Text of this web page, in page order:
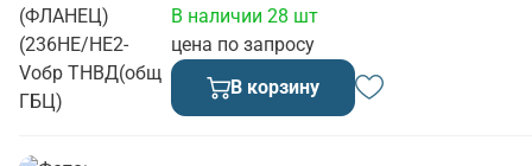
цена по запросу
В наличии 28 шт
В корзину